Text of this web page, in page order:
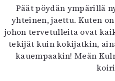
Päät pöydän ympärillä
yhteinen, jaettu. Kuten
johon tervetulleita ovat
tekijät kuin kokijatkin,
kauempaakin! Meän